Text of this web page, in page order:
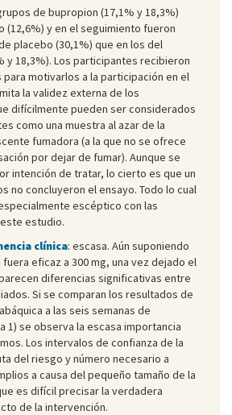
de bupropion (17,1% y 18,3%)
(12,6%) y en el seguimiento fueron
placebo (30,1%) que en los del
y 18,3%). Los participantes recibieron
motivarlos a la participación en el
la validez externa de los
difícilmente pueden ser considerados
como una muestra al azar de la
fumadora (a la que no se ofrece
por dejar de fumar). Aunque se
intención de tratar, lo cierto es que un
no concluyeron el ensayo. Todo lo cual
escéptico con las
estudio.
clínica: escasa. Aún suponiendo
eficaz a 300 mg, una vez dejado el
diferencias significativas entre
Si se comparan los resultados de
a las seis semanas de
1) se observa la escasa importancia
Los intervalos de confianza de la
del riesgo y número necesario a
a causa del pequeño tamaño de la
es difícil precisar la verdadera
de la intervención.